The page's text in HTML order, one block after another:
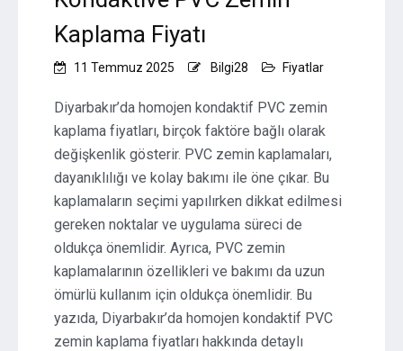
Kaplama Fiyatı
11 Temmuz 2025 Bilgi28 Fiyatlar
Diyarbakır’da homojen kondaktif PVC zemin
kaplama fiyatları, birçok faktöre bağlı olarak
değişkenlik gösterir. PVC zemin kaplamaları,
dayanıklılığı ve kolay bakımı ile öne çıkar. Bu
kaplamaların seçimi yapılırken dikkat edilmesi
gereken noktalar ve uygulama süreci de
oldukça önemlidir. Ayrıca, PVC zemin
kaplamalarının özellikleri ve bakımı da uzun
ömürlü kullanım için oldukça önemlidir. Bu
yazıda, Diyarbakır’da homojen kondaktif PVC
zemin kaplama fiyatları hakkında detaylı